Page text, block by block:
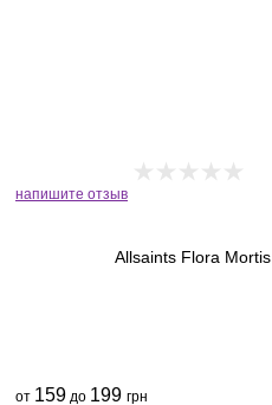
напишите отзыв
Allsaints Flora Mortis
от 159 до 199 грн